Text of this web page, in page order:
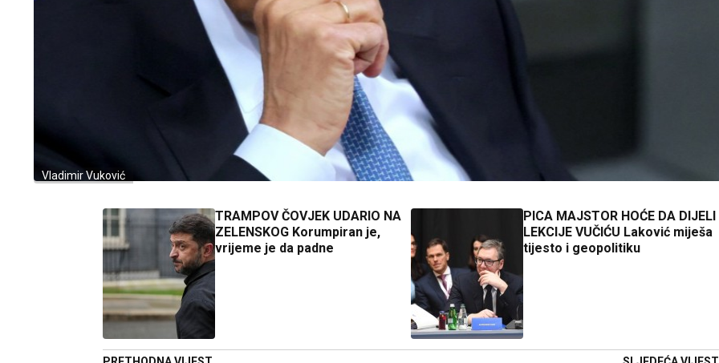
Vladimir Vuković
TRAMPOV ČOVJEK UDARIO NA
ZELENSKOG Korumpiran je,
vrijeme je da padne
PICA MAJSTOR HOĆE DA DIJELI
LEKCIJE VUČIĆU Laković miješa
tijesto i geopolitiku